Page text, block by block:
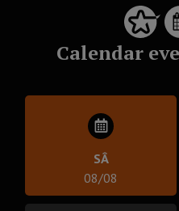
Calendar
SÂ
08/08